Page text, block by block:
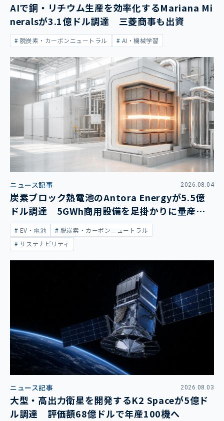
AIで銅・リチウム生産を効率化するMariana Mi
neralsが3.1億ドル調達 三菱商事も出資
脱炭素・カーボンニュートラル AI・機械学習
ニュース記事 2026.08.04
炭素ブロック熱電池のAntora Energyが5.5億
ドル調達 5GWh商用設備を足掛かりに量産拡
大EV・電池
脱炭素・カーボンニュートラル
サステナビリティ
ニュース記事 2026.08.03
大型・高出力衛星を開発するK2 Spaceが5億ド
ル調達 評価額68億ドルで年産100機へ